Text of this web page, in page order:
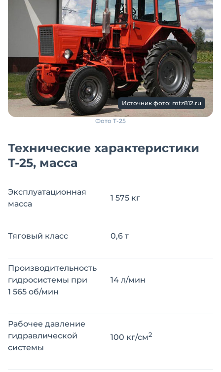
Источник фото: mtz812.ru
Фото Т-25
Технические характеристики
Т-25, масса
Эксплуатационная
масса
1 575 кг
Тяговый класс 0,6 т
Производительность
гидросистемы при
1 565 об/мин
14 л/мин
Рабочее давление
гидравлической
системы
100 кг/см2